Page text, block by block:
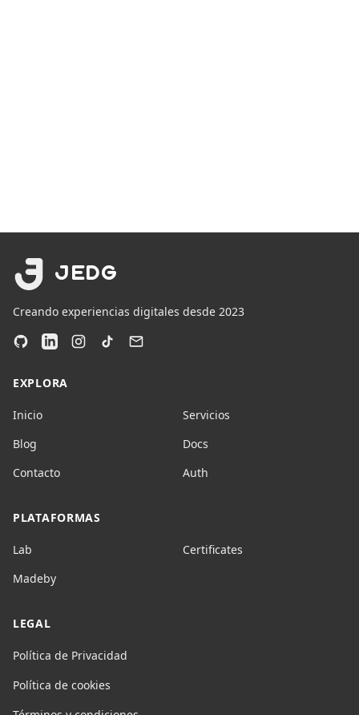
JEDG
Creando experiencias digitales desde 2023
EXPLORA
Inicio
Servicios
Blog
Docs
Contacto
Auth
PLATAFORMAS
Lab
Certificates
Madeby
LEGAL
Política de Privacidad
Política de cookies